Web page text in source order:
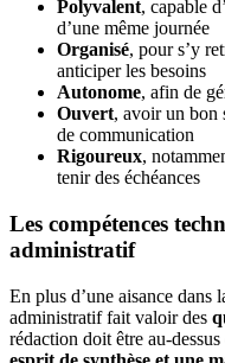
Polyvalent, capable
d’une même journée
Organisé, pour s’y
anticiper les besoins
Autonome, afin de
Ouvert, avoir un bon
de communication
Rigoureux,
tenir des échéances
Les compétences
administratif
En plus d’une aisance dans
administratif fait valoir des
rédaction doit être au-